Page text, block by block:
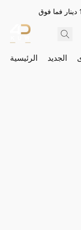
الرئيسية الجديد